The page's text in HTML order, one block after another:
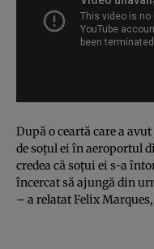
După o ceartă care a
de soţul ei în aeroportul
credea că soţui ei s-a
încercat să ajungă din
– a relatat Felix